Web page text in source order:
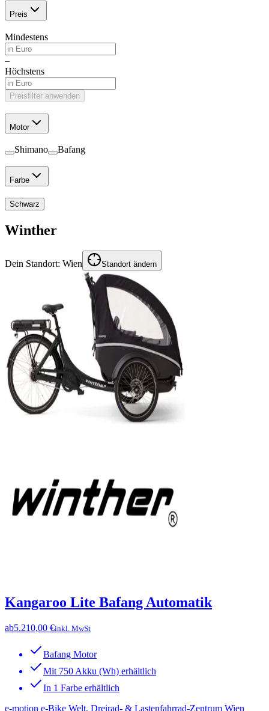
Preis
Mindestens
–
Höchstens
Preisfilter anwenden
Motor
Shimano Bafang
Farbe
Schwarz
Winther
Dein Standort: Wien Standort ändern
Kangaroo Lite Bafang Automatik
ab5.210,00 €inkl. MwSt
Bafang Motor
Mit 750 Akku (Wh) erhältlich
In 1 Farbe erhältlich
e-motion e-Bike Welt, Dreirad- & Lastenfahrrad-Zentrum Wien